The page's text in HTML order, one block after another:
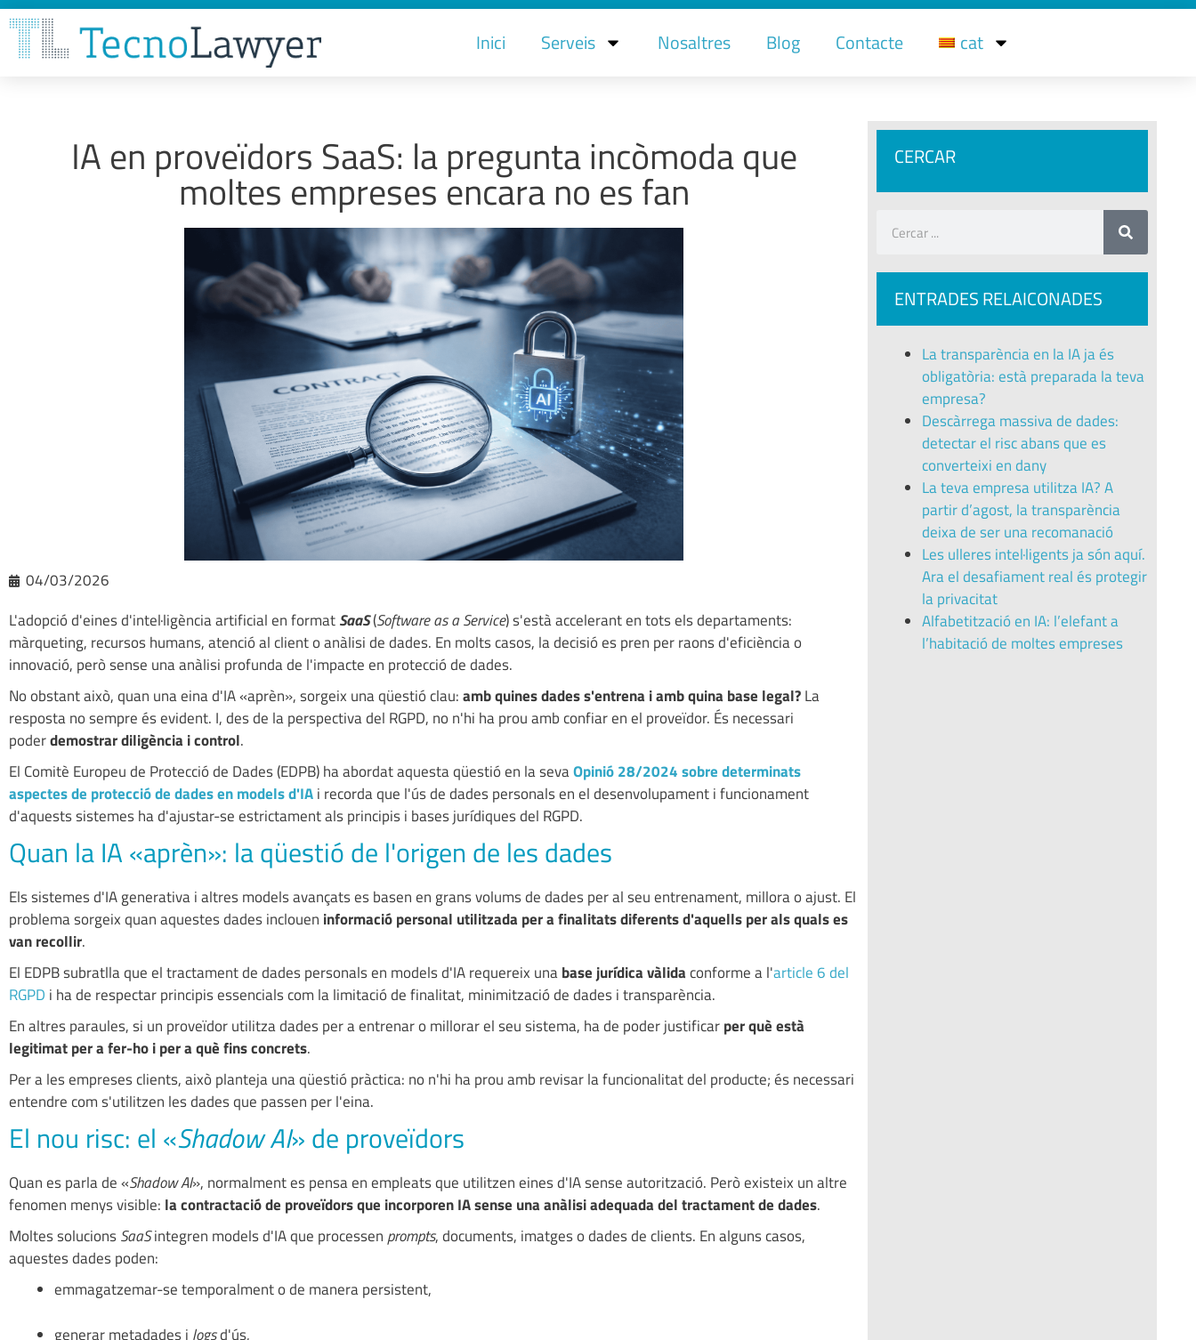
Inici Serveis Nosaltres Blog Contacte cat
IA en proveïdors SaaS: la pregunta incòmoda que
moltes empreses encara no es fan
04/03/2026
L'adopció d'eines d'intel·ligència artificial en formatSaaS(Software as a Service) s'està accelerant en tots els departaments:
màrqueting, recursos humans, atenció al client o anàlisi de dades. En molts casos, la decisió es pren per raons d'eficiència o
innovació, però sense una anàlisi profunda de l'impacte en protecció de dades.
No obstant això, quan una eina d'IA «aprèn», sorgeix una qüestió clau:amb quines dades s'entrena i amb quina base legal?La
resposta no sempre és evident. I, des de la perspectiva del RGPD, no n'hi ha prou amb confiar en el proveïdor. És necessari
poderdemostrar diligència i control.
El Comitè Europeu de Protecció de Dades (EDPB) ha abordat aquesta qüestió en la sevaOpinió 28/2024 sobre determinats
aspectes de protecció de dades en models d'IAi recorda que l'ús de dades personals en el desenvolupament i funcionament
d'aquests sistemes ha d'ajustar-se estrictament als principis i bases jurídiques del RGPD.
Quan la IA «aprèn»: la qüestió de l'origen de les dades
Els sistemes d'IA generativa i altres models avançats es basen en grans volums de dades per al seu entrenament, millora o ajust. El
problema sorgeix quan aquestes dades inclouen informació personal utilitzada per a finalitats diferents d'aquells per als quals es
van recollir.
El EDPB subratlla que el tractament de dades personals en models d'IA requereix unabase jurídica vàlidaconforme a l'article 6 del
RGPD i ha de respectar principis essencials com la limitació de finalitat, minimització de dades i transparència.
En altres paraules, si un proveïdor utilitza dades per a entrenar o millorar el seu sistema, ha de poder justificarper què està
legitimat per a fer-ho i per a què fins concrets.
Per a les empreses clients, això planteja una qüestió pràctica: no n'hi ha prou amb revisar la funcionalitat del producte; és necessari
entendre com s'utilitzen les dades que passen per l'eina.
El nou risc: el «Shadow AI» de proveïdors
Quan es parla de «Shadow AI», normalment es pensa en empleats que utilitzen eines d'IA sense autorització. Però existeix un altre
fenomen menys visible: la contractació de proveïdors que incorporen IA sense una anàlisi adequada del tractament de dades.
Moltes solucionsSaaSintegren models d'IA que processen prompts, documents, imatges o dades de clients. En alguns casos,
aquestes dades poden:
emmagatzemar-se temporalment o de manera persistent,
generar metadades i logsd'ús,
CERCAR
ENTRADES RELAICONADES
La transparència en la IA ja és
obligatòria: està preparada la teva
empresa?
Descàrrega massiva de dades:
detectar el risc abans que es
converteixi en dany
La teva empresa utilitza IA? A
partir d’agost, la transparència
deixa de ser una recomanació
Les ulleres intel·ligents ja són aquí.
Ara el desafiament real és protegir
la privacitat
Alfabetització en IA: l’elefant a
l’habitació de moltes empreses